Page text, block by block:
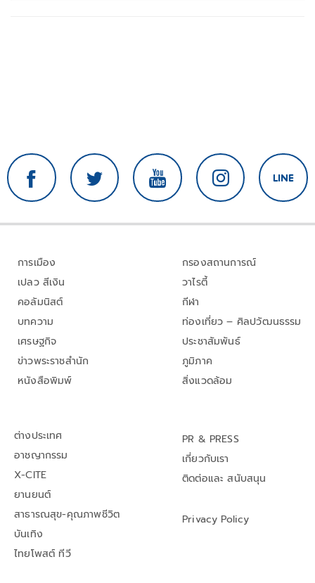
การเมือง
เปลว สีเงิน
คอลัมนิสต์
บทความ
เศรษฐกิจ
ข่าวพระราชสำนัก
หนังสือพิมพ์
กรองสถานการณ์
วาไรตี้
กีฬา
ท่องเที่ยว – ศิลปวัฒนธรรม
ประชาสัมพันธ์
ภูมิภาค
สิ่งแวดล้อม
ต่างประเทศ
อาชญากรรม
X-CITE
ยานยนต์
สาธารณสุข-คุณภาพชีวิต
บันเทิง
ไทยโพสต์ ทีวี
PR & PRESS
เกี่ยวกับเรา
ติดต่อและ สนับสนุน
Privacy Policy